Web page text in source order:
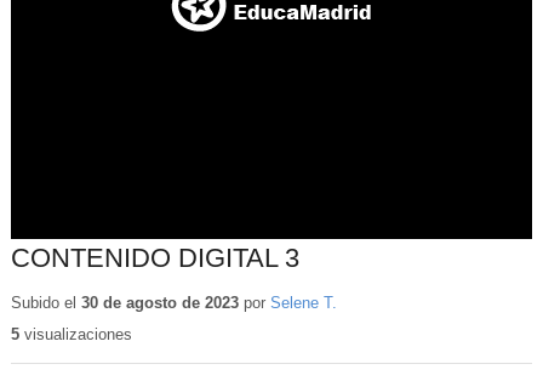
CONTENIDO DIGITAL 3
Subido el 30 de agosto de 2023por Selene T.
5visualizaciones